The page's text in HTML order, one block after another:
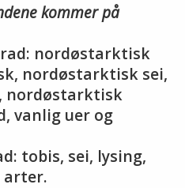
kommer på
nordøstarktisk
nordøstarktisk sei,
nordøstarktisk
vanlig uer og
tobis, sei, lysing,
arter.